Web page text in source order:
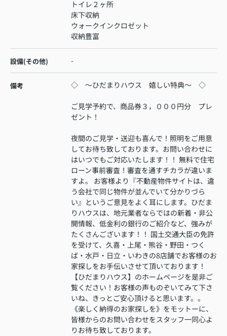
トイレ２ヶ所
床下収納
ウォークインクロゼット
収納豊富
設備(その他) -
備考 ◇ ～ひだまりハウス 嬉しい特典～ ◇
ご見学予約で、商品券３，０００円分 プレ
ゼント！
夜間のご見学・送迎も喜んで！照明をご用意
してお待ち致しております。お問い合わせに
はいつでもご対応いたします！！ 無料で住宅
ローン事前審査！審査を通すチカラが違いま
すよ。 お客様より『不動産物件サイトは、違
う会社で同じ物件が並んでいて分かりづら
い』というご意見をよく耳にします。ひだま
りハウスは、地元業者ならではの新着・非公
開情報、低金利の銀行のご紹介など、強みが
たくさんございます！！ 国土交通大臣の免許
を受けて、久喜・上尾・熊谷・野田・つく
ば・水戸・日立・いわきの8店舗でお客様のお
家探しをお手伝いさせて頂いております！
【ひだまりハウス】のホームページを是非ご
覧ください！お客様の声ものぞいてみて下さ
いね、きっとご安心頂けると思います。。
《楽しく納得のお家探しを》をモットーに、
皆様からのお問い合わせをスタッフ一同心よ
りお待ち致しております。